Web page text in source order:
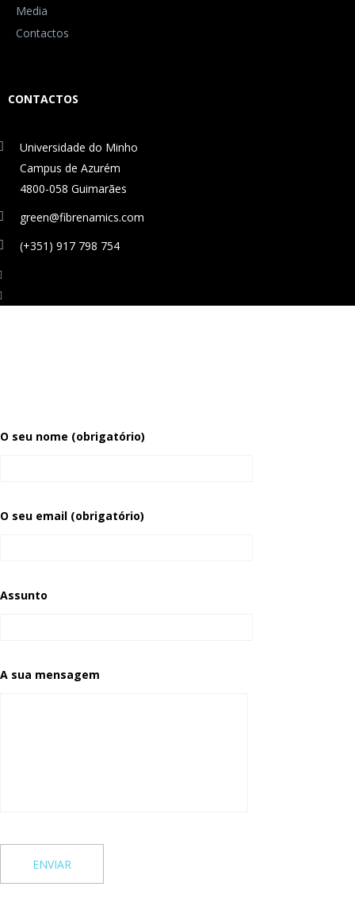
Media
Contactos
CONTACTOS
Universidade do Minho
Campus de Azurém
4800-058 Guimarães
green@fibrenamics.com
(+351) 917 798 754
O seu nome (obrigatório)
O seu email (obrigatório)
Assunto
A sua mensagem